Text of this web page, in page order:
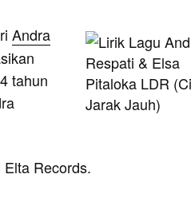
Andra
tahun
Records.